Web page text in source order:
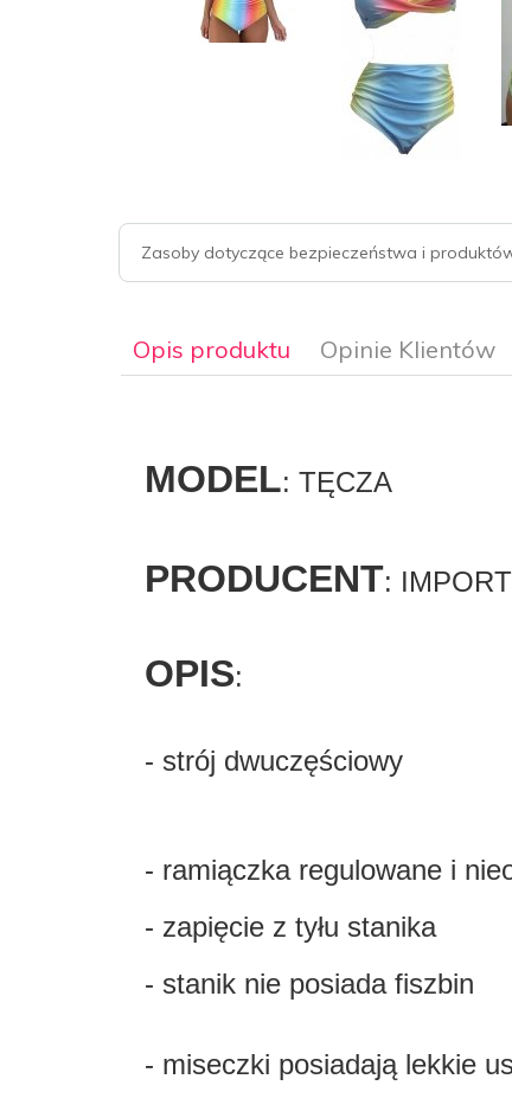
Zasoby dotyczące bezpieczeństwa i
Opis produktu Opinie Klientów
MODEL: TĘCZA
PRODUCENT:
OPIS:
- strój dwuczęściowy
- ramiączka regulowane i
- zapięcie z tyłu stanika
- stanik nie posiada fiszbin
- miseczki posiadają lekkie